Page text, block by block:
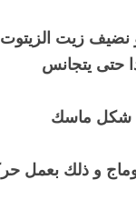
نضيف زيت الزيتوت
حتى يتجانس
شكل ماسك